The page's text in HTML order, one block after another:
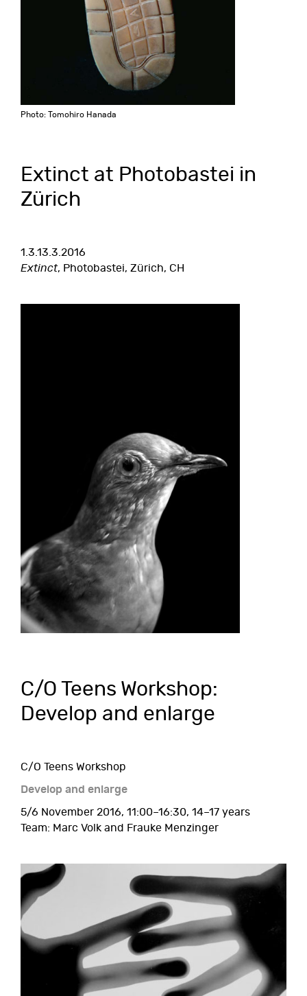
Photo: Tomohiro Hanada
Extinct at Photobastei in
Zürich
1.3.13.3.2016
Extinct, Photobastei, Zürich, CH
C/O Teens Workshop:
Develop and enlarge
C/O Teens Workshop
Develop and enlarge
5/6 November 2016, 11:00–16:30, 14–17 years
Team: Marc Volk and Frauke Menzinger